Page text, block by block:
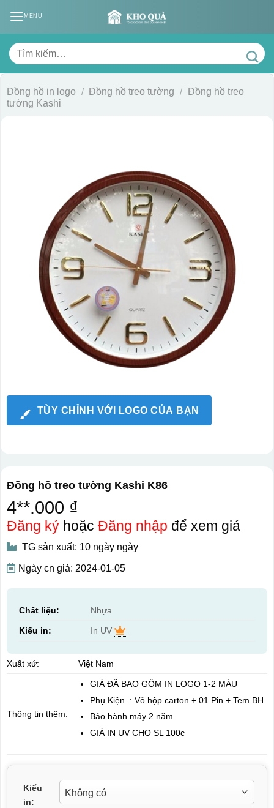
MENU
Tìm
kiếm:
Đồng hồ in logo / Đồng hồ treo tường / Đồng hồ treo
tường Kashi
TÙY CHỈNH VỚI LOGO CỦA BẠN
Đồng hồ treo tường Kashi K86
4**.000 ₫
Đăng kýhoặc Đăng nhập để xem giá
TG sản xuất: 10 ngày ngày
Ngày cn giá: 2024-01-05
Chất liệu: Nhựa
Kiểu in: In UV
Xuất xứ: Việt Nam
Thông tin thêm:
GIÁ ĐÃ BAO GỒM IN LOGO 1-2 MÀU
Phụ Kiện : Vỏ hộp carton + 01 Pin + Tem BH
Bảo hành máy 2 năm
GIÁ IN UV CHO SL 100c
Kiểu
in: